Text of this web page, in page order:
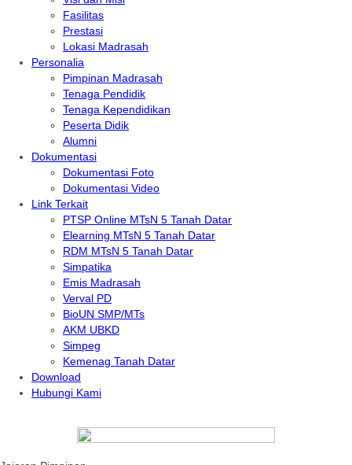
Fasilitas
Prestasi
Lokasi Madrasah
Personalia
Pimpinan Madrasah
Tenaga Pendidik
Tenaga Kependidikan
Peserta Didik
Alumni
Dokumentasi
Dokumentasi Foto
Dokumentasi Video
Link Terkait
PTSP Online MTsN 5 Tanah Datar
Elearning MTsN 5 Tanah Datar
RDM MTsN 5 Tanah Datar
Simpatika
Emis Madrasah
Verval PD
BioUN SMP/MTs
AKM UBKD
Simpeg
Kemenag Tanah Datar
Download
Hubungi Kami